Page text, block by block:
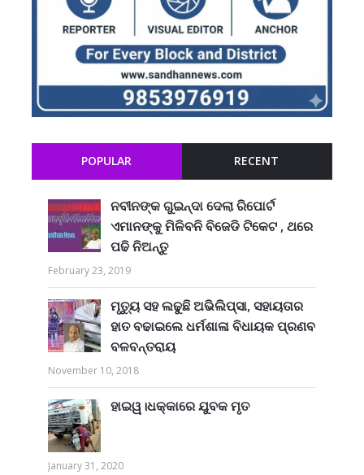
POPULAR RECENT
ନବୀନଙ୍କ ଗୁଇନ୍ଦା ଦେଲା ରିପୋର୍ଟ
ଏମାନଙ୍କୁ ମିଳିବନି ବିଜେଡି ଟିକେଟ , ଥରେ
ପଢି ନିଅନ୍ତୁ
February 23, 2019
ମୃତ୍ୟୁ ସହ ଲଢୁଛି ଅଭିଲିପ୍ସା, ସହାୟତାର
ହାତ ବଢାଇଲେ ଧର୍ମଶାଳା ବିଧାୟକ ପ୍ରଣବ
ବଳବନ୍ତରାୟ
November 10, 2018
ହାଇୱ।ଧକ୍କାରେ ଯୁବକ ମୃତ
January 31, 2020